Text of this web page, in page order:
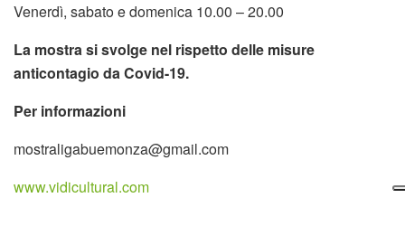
Venerdì, sabato e domenica 10.00 – 20.00
La mostra si svolge nel rispetto delle misure
anticontagio da Covid-19.
Per informazioni
mostraligabuemonza@gmail.com
www.vidicultural.com